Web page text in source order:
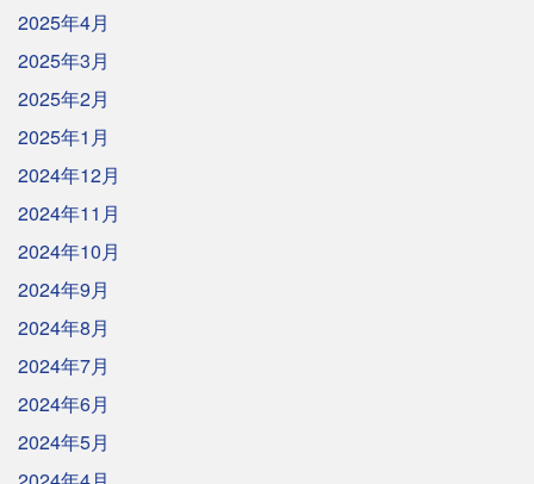
2025年4月
2025年3月
2025年2月
2025年1月
2024年12月
2024年11月
2024年10月
2024年9月
2024年8月
2024年7月
2024年6月
2024年5月